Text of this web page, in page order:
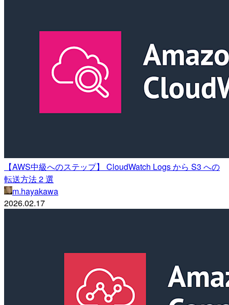
【AWS中級へのステップ】 CloudWatch Logs から S3 への
転送方法 2 選
m.hayakawa
2026.02.17